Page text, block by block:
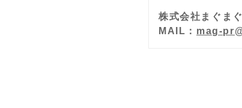
株式会社まぐま
MAIL： mag-